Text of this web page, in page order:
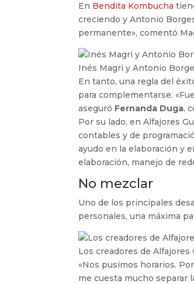
En Bendita Kombucha
creciendo y Antonio
permanente», comentó
Inés Magri y Antonio
En tanto, una regla del
para complementarse.
aseguró Fernanda Duga,
Por su lado, en Alfajores
contables y de
ayudo en la elaboración y
elaboración, manejo de
No mezclar
Uno de los principales
personales, una máxima
Los creadores de Alfajores
«Nos pusimos horarios.
me cuesta mucho separar